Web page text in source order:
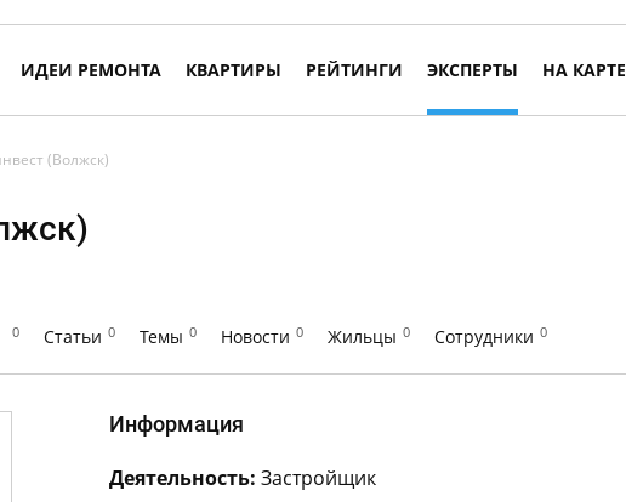
ИДЕИ РЕМОНТА КВАРТИРЫ РЕЙТИНГИ ЭКСПЕРТЫ НА КАРТЕ
(Волжск)
0 Статьи 0 Темы 0 Новости 0 Жильцы 0 Сотрудники 0
Информация
Деятельность: Застройщик